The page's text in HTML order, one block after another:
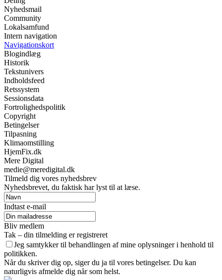
Nyhedsmail
Community
Lokalsamfund
Intern navigation
Navigationskort
Blogindlæg
Historik
Tekstunivers
Indholdsfeed
Retssystem
Sessionsdata
Fortrolighedspolitik
Copyright
Betingelser
Tilpasning
Klimaomstilling
HjemFix.dk
Mere Digital
medie@meredigital.dk
Tilmeld dig vores nyhedsbrev
Nyhedsbrevet, du faktisk har lyst til at læse.
Indtast e-mail
Bliv medlem
Tak – din tilmelding er registreret
Jeg samtykker til behandlingen af mine oplysninger i henhold til
politikken.
Når du skriver dig op, siger du ja til vores betingelser. Du kan
naturligvis afmelde dig når som helst.